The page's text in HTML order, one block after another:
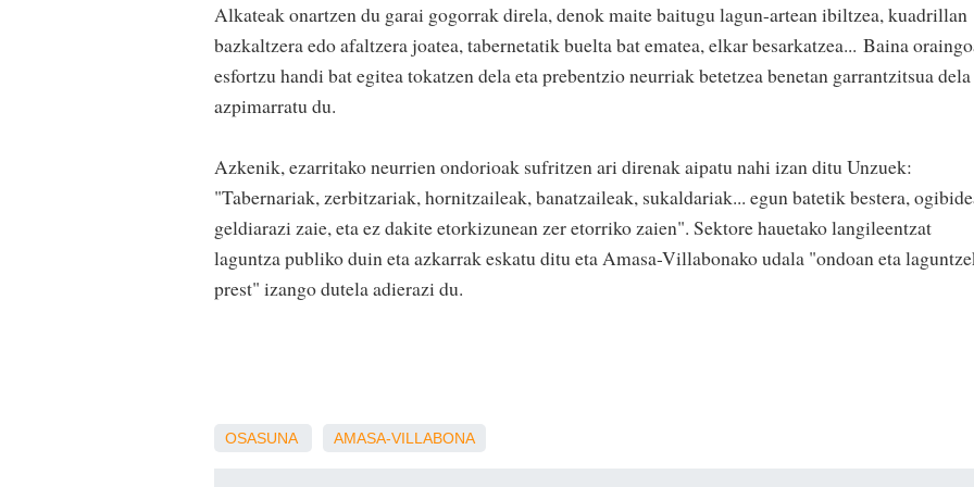
Alkateak onartzen du garai gogorrak direla, denok maite baitugu lagun-artean ibiltzea, kuadrillan
bazkaltzera edo afaltzera joatea, tabernetatik buelta bat ematea, elkar besarkatzea... Baina
esfortzu handi bat egitea tokatzen dela eta prebentzio neurriak betetzea benetan garrantzitsua dela
azpimarratu du.
Azkenik, ezarritako neurrien ondorioak sufritzen ari direnak aipatu nahi izan ditu Unzuek:
"Tabernariak, zerbitzariak, hornitzaileak, banatzaileak, sukaldariak... egun batetik bestera,
geldiarazi zaie, eta ez dakite etorkizunean zer etorriko zaien". Sektore hauetako langileentzat
laguntza publiko duin eta azkarrak eskatu ditu eta Amasa-Villabonako udala "ondoan eta
prest" izango dutela adierazi du.
OSASUNA AMASA-VILLABONA